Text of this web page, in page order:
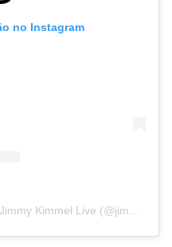
no Instagram